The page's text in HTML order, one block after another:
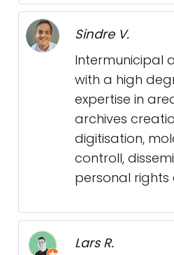
Sindre V.
Intermunicipal
with a high
expertise in
archives
digitisation,
controll,
personal
Lars R.